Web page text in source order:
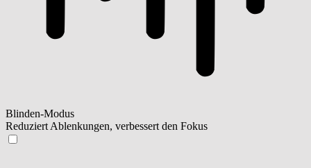
Blinden-Modus
Reduziert Ablenkungen, verbessert den Fokus